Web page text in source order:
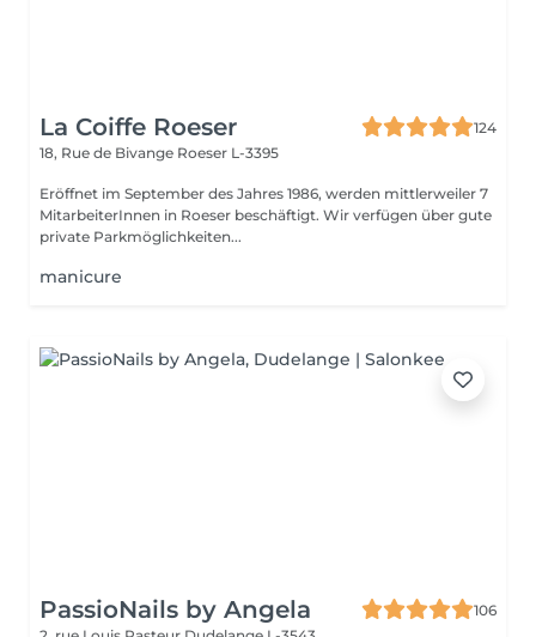
La Coiffe Roeser
124
18, Rue de Bivange Roeser L-3395
Eröffnet im September des Jahres 1986, werden mittlerweiler 7
MitarbeiterInnen in Roeser beschäftigt. Wir verfügen über gute
private Parkmöglichkeiten...
manicure
PassioNails by Angela
106